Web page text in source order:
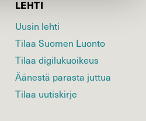
LEHTI
Uusin lehti
Tilaa Suomen Luonto
Tilaa digilukuoikeus
Äänestä parasta juttua
Tilaa uutiskirje